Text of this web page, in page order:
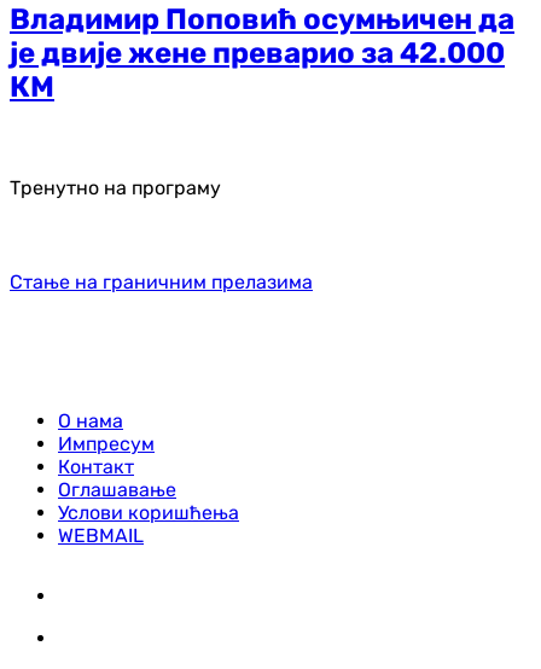
Владимир Поповић осумњичен да
је двије жене преварио за 42.000
КМ
Тренутно на програму
Стање на граничним прелазима
О нама
Импресум
Контакт
Оглашавање
Услови коришћења
WEBMAIL